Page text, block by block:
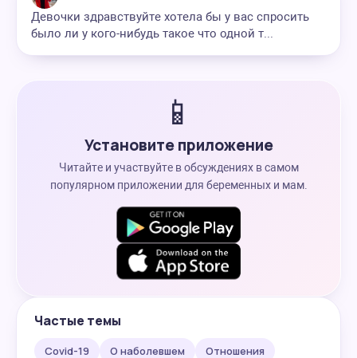
Девочки здравствуйте хотела бы у вас спросить
было ли у кого-нибудь такое что одной т...
📱
Установите приложение
Читайте и участвуйте в обсуждениях в самом
популярном приложении для беременных и мам.
Частые темы
Covid-19 О наболевшем Отношения